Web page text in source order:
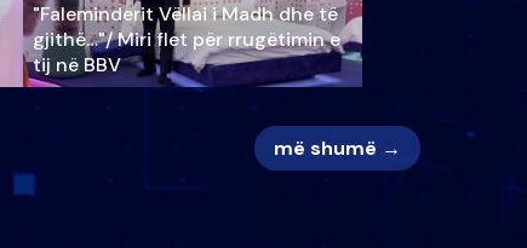
"Faleminderit Vëllai i Madh dhe të
gjithë…"/ Miri flet për rrugëtimin e
tij në BBV
më shumë →